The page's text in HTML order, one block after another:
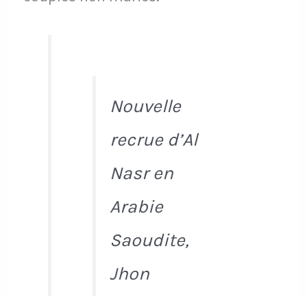
Nouvelle
recrue d’Al
Nasr en
Arabie
Saoudite,
Jhon